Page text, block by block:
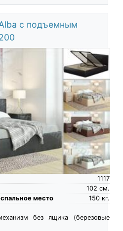
с подъемным
1117
см.
102
место
кг.
150
без ящика (березовые